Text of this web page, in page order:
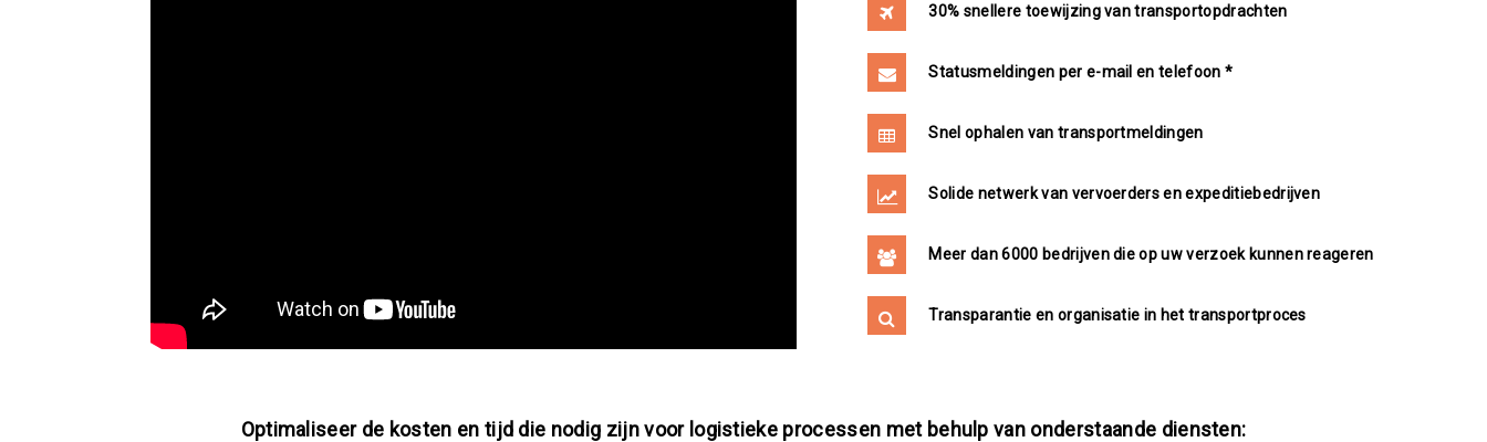
30% snellere toewijzing van transportopdrachten
Statusmeldingen per e-mail en telefoon *
Snel ophalen van transportmeldingen
Solide netwerk van vervoerders en expeditiebedrijven
Meer dan 6000 bedrijven die op uw verzoek kunnen reageren
Transparantie en organisatie in het transportproces
Optimaliseer de kosten en tijd die nodig zijn voor logistieke processen met behulp van onderstaande diensten: